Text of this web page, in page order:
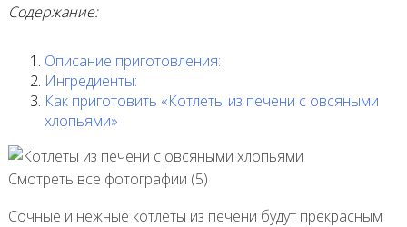
Содержание:
Описание приготовления:
Ингредиенты:
Как приготовить «Котлеты из печени с овсяными
хлопьями»
Смотреть все фотографии (5)
Сочные и нежные котлеты из печени будут прекрасным